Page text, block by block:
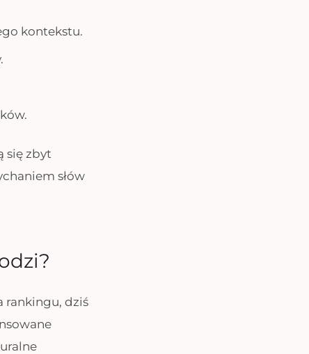
kontekstu.
się zbyt
słów
rankingu, dziś